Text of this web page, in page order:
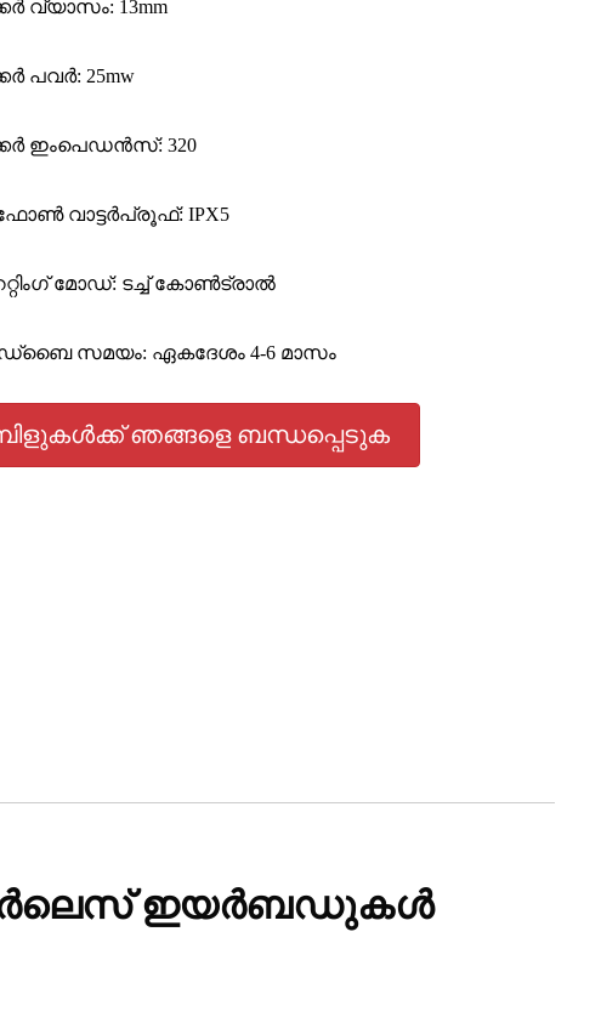
വ്യാസം: 13mm
പവർ: 25mw
ഇം‌പെഡൻസ്: 320
വാട്ടർപ്രൂഫ്: IPX5
മോഡ്: ടച്ച് കോൺട്രാൽ
സമയം: ഏകദേശം 4-6 മാസം
ഞങ്ങളെ ബന്ധപ്പെടുക
ഇയർബഡുകൾ